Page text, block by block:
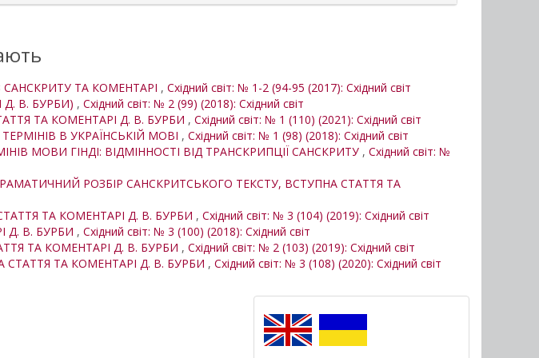
САНСКРИТУ ТА КОМЕНТАРІ , Східний світ: № 1-2 (94-95 (2017): Східний світ
Д. В. БУРБИ) , Східний світ: № 2 (99) (2018): Східний світ
ТА КОМЕНТАРІ Д. В. БУРБИ , Східний світ: № 1 (110) (2021): Східний світ
В УКРАЇНСЬКІЙ МОВІ , Східний світ: № 1 (98) (2018): Східний світ
МОВИ ГІНДІ: ВІДМІННОСТІ ВІД ТРАНСКРИПЦІЇ САНСКРИТУ , Східний світ: №
РОЗБІР САНСКРИТСЬКОГО ТЕКСТУ, ВСТУПНА СТАТТЯ ТА
ТА КОМЕНТАРІ Д. В. БУРБИ , Східний світ: № 3 (104) (2019): Східний світ
Д. В. БУРБИ , Східний світ: № 3 (100) (2018): Східний світ
ТА КОМЕНТАРІ Д. В. БУРБИ , Східний світ: № 2 (103) (2019): Східний світ
СТАТТЯ ТА КОМЕНТАРІ Д. В. БУРБИ , Східний світ: № 3 (108) (2020): Східний світ